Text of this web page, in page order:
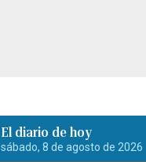
El diario de hoy
sábado, 8 de agosto de 2026